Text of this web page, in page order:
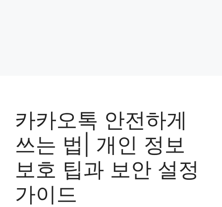
카카오톡 안전하게
쓰는 법| 개인 정보
보호 팁과 보안 설정
가이드